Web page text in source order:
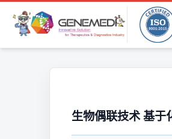
生物偶联技术 基于